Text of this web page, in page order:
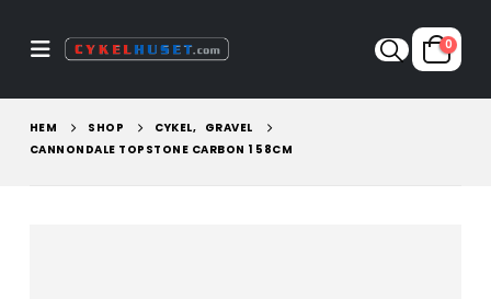
0
HEM SHOP CYKEL, GRAVEL
CANNONDALE TOPSTONE CARBON 1 58CM